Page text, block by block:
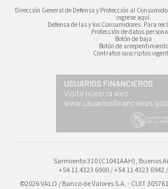
Dirección General de Defensa y Protección al
ingrese aquí.
Defensa de las y los Consumidores. Para
Protección de datos
Botón de baja
Botón de arrepentimiento
Contratos suscriptos
Sarmiento 310 (C1041AAH), Buenos
+54 11 4323 6900 / +54 11 4323 6942 /
©2026 VALO / Banco de Valores S.A. - CUIT